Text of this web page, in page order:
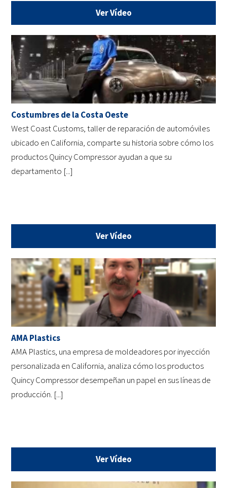
Ver Vídeo
Costumbres de la Costa Oeste
West Coast Customs, taller de reparación de automóviles
ubicado en California, comparte su historia sobre cómo los
productos Quincy Compressor ayudan a que su
departamento [...]
Ver Vídeo
AMA Plastics
AMA Plastics, una empresa de moldeadores por inyección
personalizada en California, analiza cómo los productos
Quincy Compressor desempeñan un papel en sus líneas de
producción. [...]
Ver Vídeo